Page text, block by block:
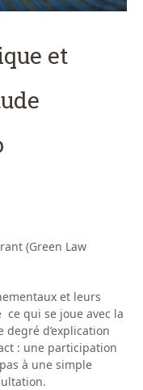
et
(Green Law
et leurs
qui se joue avec la
d’explication
: une participation
à une simple